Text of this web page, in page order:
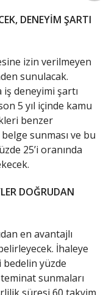
DENEYİM ŞARTI
izin verilmeyen
sunulacak.
iş deneyimi şartı
5 yıl içinde kamu
benzer
sunması ve bu
25’i oranında
DOĞRUDAN
en avantajlı
İhaleye
yüzde
sunmaları
süresi 60 takvim